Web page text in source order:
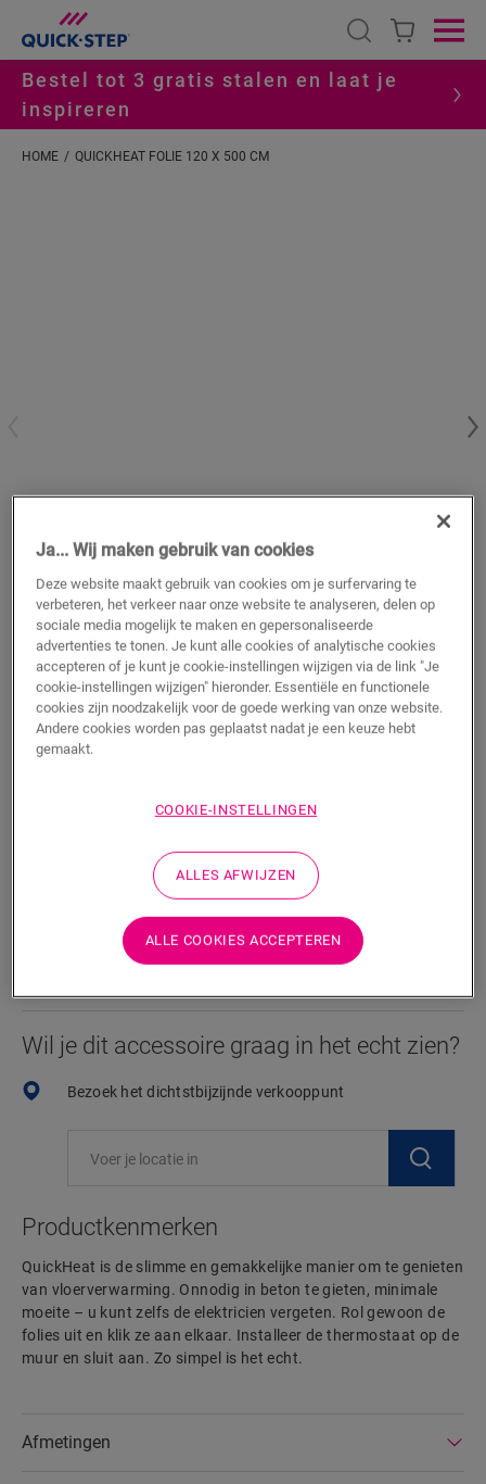
Open search
Bestel tot 3 gratis stalen en laat je
inspireren
HOME QUICKHEAT FOLIE 120 X 500 CM
QuickHeat folie 120 x 500 cm
ACCESSOIRES VOOR LAMINAAT
QUICKHEAT FOLIE
NEUDLQH120X500
€/Stuk(s)
Stuk(s)
TOEVOEGEN AAN WINKELMANDJE
Wil je dit accessoire graag in het echt zien?
Bezoek het dichtstbijzijnde verkooppunt
Productkenmerken
QuickHeat is de slimme en gemakkelijke manier om te genieten
van vloerverwarming. Onnodig in beton te gieten, minimale
moeite – u kunt zelfs de elektricien vergeten. Rol gewoon de
folies uit en klik ze aan elkaar. Installeer de thermostaat op de
muur en sluit aan. Zo simpel is het echt.
Afmetingen
Ja... Wij maken gebruik van cookies
Deze website maakt gebruik van cookies om je surfervaring te
verbeteren, het verkeer naar onze website te analyseren, delen op
sociale media mogelijk te maken en gepersonaliseerde
advertenties te tonen. Je kunt alle cookies of analytische cookies
accepteren of je kunt je cookie-instellingen wijzigen via de link "Je
cookie-instellingen wijzigen" hieronder. Essentiële en functionele
cookies zijn noodzakelijk voor de goede werking van onze website.
Andere cookies worden pas geplaatst nadat je een keuze hebt
gemaakt.
COOKIE-INSTELLINGEN
ALLES AFWIJZEN
ALLE COOKIES ACCEPTEREN